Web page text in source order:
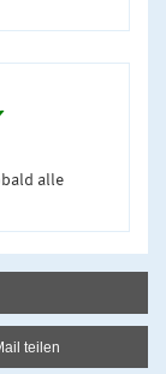
alle
teilen